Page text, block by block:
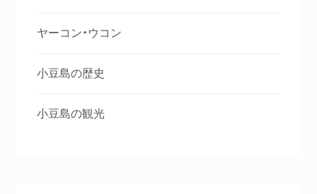
ヤーコン・ウコン
小豆島の歴史
小豆島の観光